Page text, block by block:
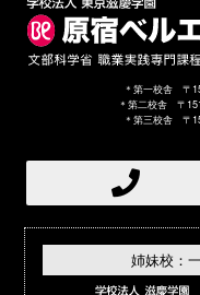
＊第一校舎 〒
＊第二校舎 〒
＊第三校舎 〒
姉妹校：